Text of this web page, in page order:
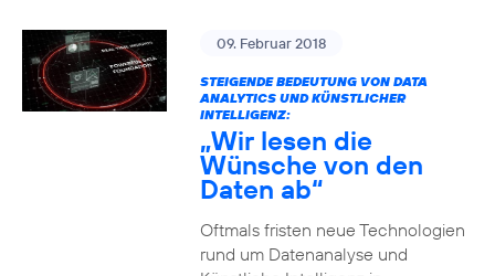
09. Februar 2018
STEIGENDE BEDEUTUNG VON DATA
ANALYTICS UND KÜNSTLICHER
INTELLIGENZ:
„Wir lesen die
Wünsche von den
Daten ab“
Oftmals fristen neue Technologien
rund um Datenanalyse und